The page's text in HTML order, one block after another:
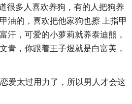
很多人喜欢养狗，有的人把狗养
油的，喜欢把他家狗也擦 上指甲
汗，可爱的小萝莉就养泰迪熊，
青，你跟着王子煜就是白富美，
爱太过用力了，所以男人才会这